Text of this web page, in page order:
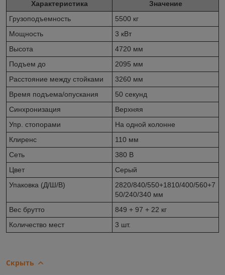
Характеристика
Значение
Грузоподъемность
5500 кг
Мощность
3 кВт
Высота
4720 мм
Подъем до
2095 мм
Расстояние между стойками
3260 мм
Время подъема/опускания
50 секунд
Синхронизация
Верхняя
Упр. стопорами
На одной колонне
Клиренс
110 мм
Сеть
380 В
Цвет
Серый
Упаковка (Д/Ш/В)
2820/840/550+1810/400/560+7
50/240/340 мм
Вес брутто
849 + 97 + 22 кг
Количество мест
3 шт.
Скрыть